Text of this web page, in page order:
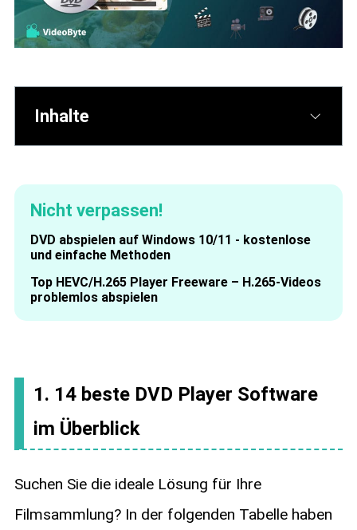
Inhalte
Nicht verpassen!
DVD abspielen auf Windows 10/11 - kostenlose
und einfache Methoden
Top HEVC/H.265 Player Freeware – H.265-Videos
problemlos abspielen
1. 14 beste DVD Player Software
im Überblick
Suchen Sie die ideale Lösung für Ihre
Filmsammlung? In der folgenden Tabelle haben